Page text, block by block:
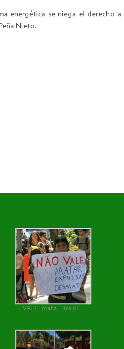
energética se niega el derecho
Nieto.
VALE mata, Brasil